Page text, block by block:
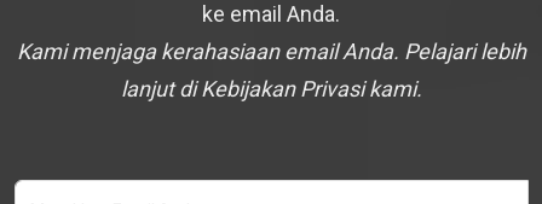
ke email Anda.
Kami menjaga kerahasiaan email Anda. Pelajari lebih
lanjut di Kebijakan Privasi kami.